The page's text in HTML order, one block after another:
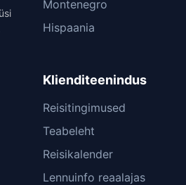
Montenegro
Hispaania
Klienditeenindus
Reisitingimused
Teabeleht
Reisikalender
Lennuinfo reaalajas